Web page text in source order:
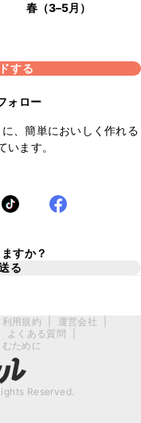
春（3–5月）
する
ォロー
、簡単においしく作れる
います。
すか？
る
利用規約 運営会社
よくある質問
ために
Reserved.